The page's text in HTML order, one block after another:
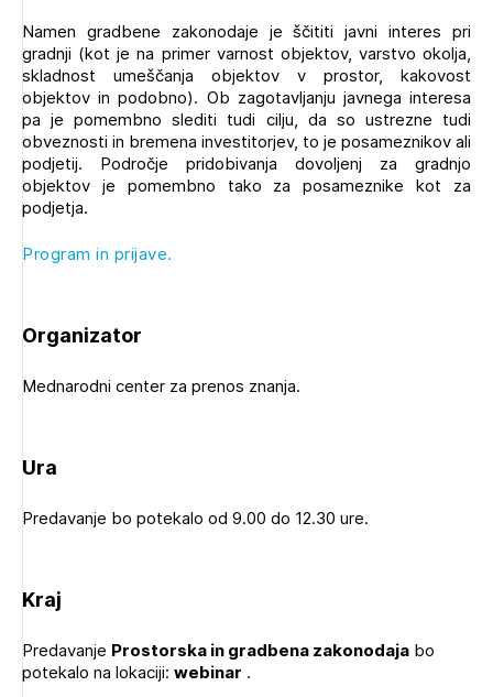
PRIJAVITE SE
POZABLJENO GESLO
Namen gradbene zakonodaje je ščititi javni interes pri
gradnji (kot je na primer varnost objektov, varstvo okolja,
skladnost umeščanja objektov v prostor, kakovost
objektov in podobno). Ob zagotavljanju javnega interesa
pa je pomembno slediti tudi cilju, da so ustrezne tudi
obveznosti in bremena investitorjev, to je posameznikov ali
podjetij. Področje pridobivanja dovoljenj za gradnjo
objektov je pomembno tako za posameznike kot za
podjetja.
Program in prijave.
Organizator
Mednarodni center za prenos znanja.
Ura
Predavanje bo potekalo od 9.00 do 12.30 ure.
Kraj
Predavanje Prostorska in gradbena zakonodaja bo
potekalo na lokaciji: webinar .
Mesečni novičnik
Novičnik izobraževanj
Novičnik natečajev
Tedenski novičnik javnih naročil
NAPREJ